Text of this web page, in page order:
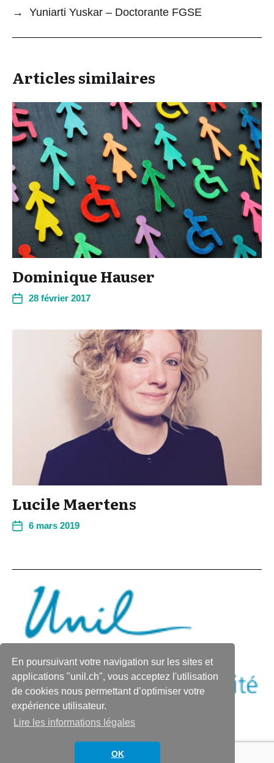
En poursuivant votre navigation sur les sites et
applications "unil.ch", vous acceptez l'utilisation
de cookies nous permettant d’optimiser votre
expérience utilisateur.
Lire les informations légales
OK
→
Yuniarti Yuskar – Doctorante FGSE
Articles similaires
Dominique Hauser
28 février 2017
Lucile Maertens
6 mars 2019
L'actualité du Bureau de l'égalité de